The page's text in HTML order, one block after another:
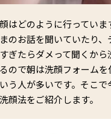
はどのように行ってい
のお話を聞いていたり
ぎたらダメって聞くから
ので朝は洗顔フォーム
う人が多いです。そこ
顔法をご紹介します。